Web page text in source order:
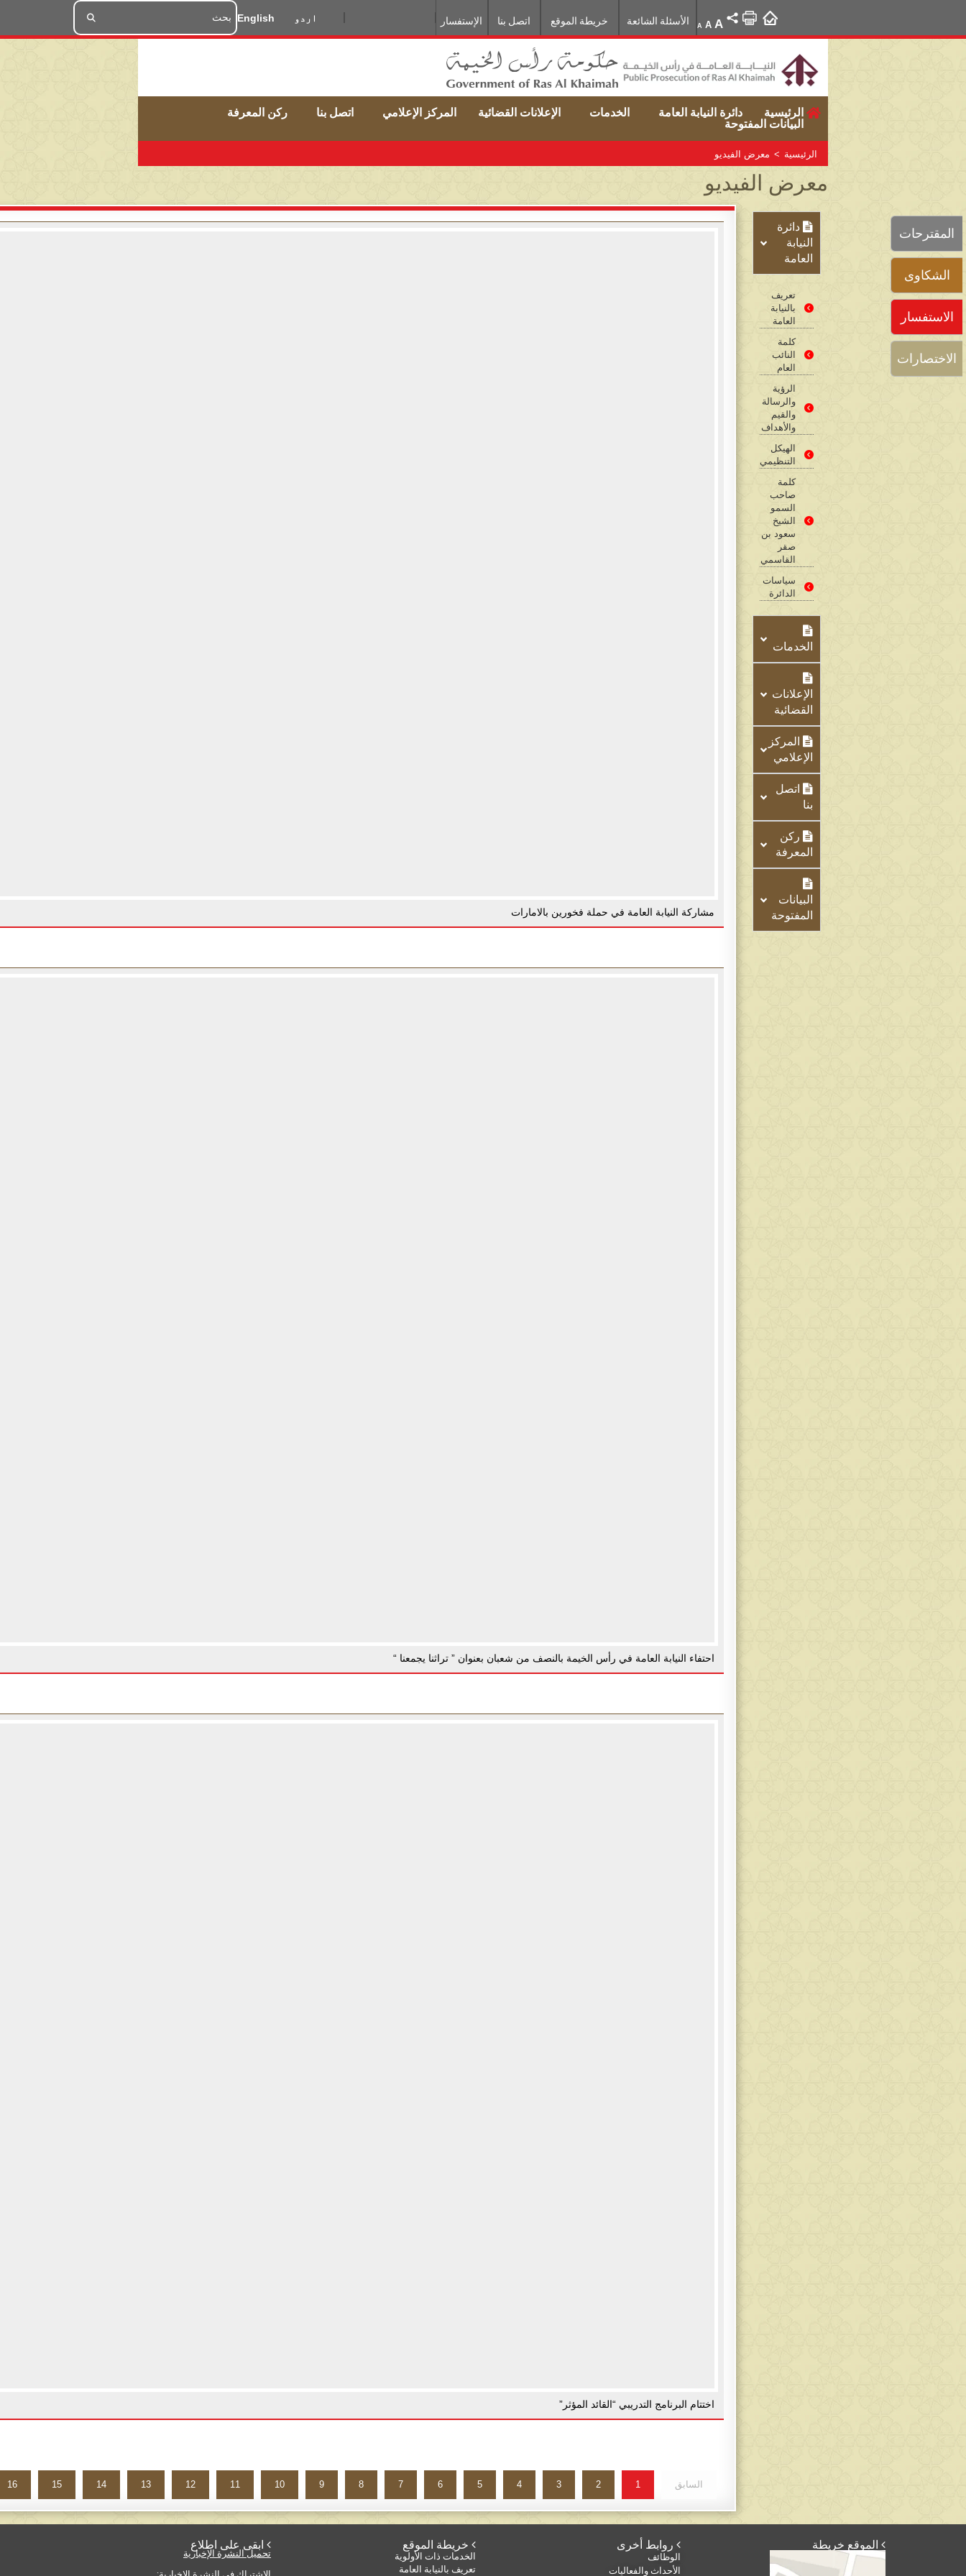
المقترحات
الشكاوى
الاستفسار
الاختصارات
اردو English الإستفسار اتصل بنا خريطة الموقع الأسئلة الشائعة A A A
الرئيسية دائرة النيابة العامة الخدمات الإعلانات القضائية المركز الإعلامي اتصل بنا
ركن المعرفة
البيانات المفتوحة
الرئيسية > معرض الفيديو
معرض الفيديو
دائرة
النيابة
العامة
تعريف
بالنيابة
العامة
كلمة
النائب
العام
الرؤية
والرسالة
والقيم
والأهداف
الهيكل
التنظيمي
كلمة
صاحب
السمو
الشيخ
سعود بن
صقر
القاسمي
سياسات
الدائرة​​​​
الخدمات
الإعلانات
القضائية
المركز
الإعلامي
اتصل
بنا
ركن
المعرفة
البيانات
المفتوحة
مشاركة النيابة العامة في حملة فخورين بالامارات
احتفاء النيابة العامة في رأس الخيمة بالنصف من شعبان بعنوان ” تراثنا يجمعنا “
اختتام البرنامج التدريبي “القائد المؤثر”
السابق 1
2
3
4
5
6
7
8
9
10
11
12
13
14
15
16
 ابقى على اطلاع
تحميل النشرة الإخبارية
 خريطة الموقع
الخدمات ذات الأولوية
تعريف بالنيابة العامة
 روابط أخرى
الوظائف
الأحداث والفعاليات
 الموقع خريطة